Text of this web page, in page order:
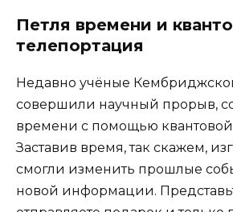
Петля времени и
телепортация
Недавно учёные
совершили научный прорыв,
времени с помощью квантовой
Заставив время, так скажем,
смогли изменить прошлые
новой информации.